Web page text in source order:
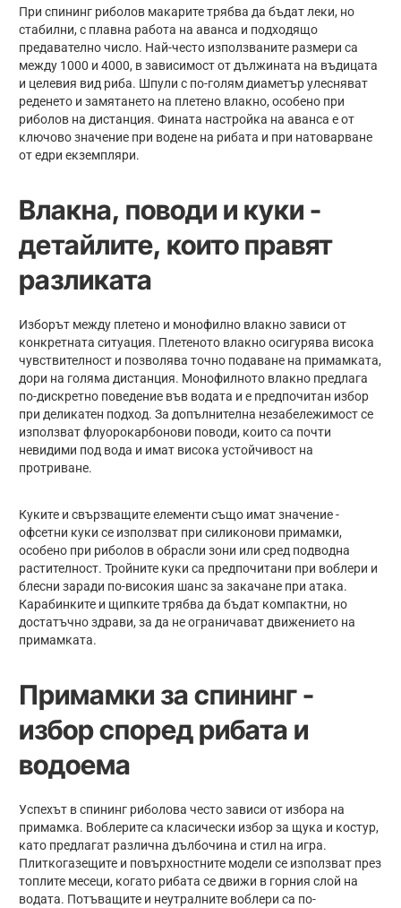
При спининг риболов макарите трябва да бъдат леки, но
стабилни, с плавна работа на аванса и подходящо
предавателно число. Най-често използваните размери са
между 1000 и 4000, в зависимост от дължината на въдицата
и целевия вид риба. Шпули с по-голям диаметър улесняват
реденето и замятането на плетено влакно, особено при
риболов на дистанция. Фината настройка на аванса е от
ключово значение при водене на рибата и при натоварване
от едри екземпляри.
Влакна, поводи и куки -
детайлите, които правят
разликата
Изборът между плетено и монофилно влакно зависи от
конкретната ситуация. Плетеното влакно осигурява висока
чувствителност и позволява точно подаване на примамката,
дори на голяма дистанция. Монофилното влакно предлага
по-дискретно поведение във водата и е предпочитан избор
при деликатен подход. За допълнителна незабележимост се
използват флуорокарбонови поводи, които са почти
невидими под вода и имат висока устойчивост на
протриване.
Куките и свързващите елементи също имат значение -
офсетни куки се използват при силиконови примамки,
особено при риболов в обрасли зони или сред подводна
растителност. Тройните куки са предпочитани при воблери и
блесни заради по-високия шанс за закачане при атака.
Карабинките и щипките трябва да бъдат компактни, но
достатъчно здрави, за да не ограничават движението на
примамката.
Примамки за спининг -
избор според рибата и
водоема
Успехът в спининг риболова често зависи от избора на
примамка. Воблерите са класически избор за щука и костур,
като предлагат различна дълбочина и стил на игра.
Плиткогазещите и повърхностните модели се използват през
топлите месеци, когато рибата се движи в горния слой на
водата. Потъващите и неутралните воблери са по-